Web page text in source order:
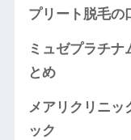
プリート脱毛の
ミュゼプラチナ
とめ
メアリクリニッ
ック